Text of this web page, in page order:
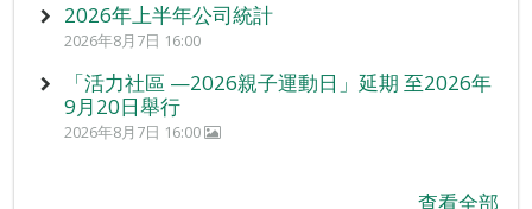
2026年上半年公司統計
2026年8月7日 16:00
「活力社區 —2026親子運動日」延期 至2026年
9月20日舉行
2026年8月7日 16:00
查看全部